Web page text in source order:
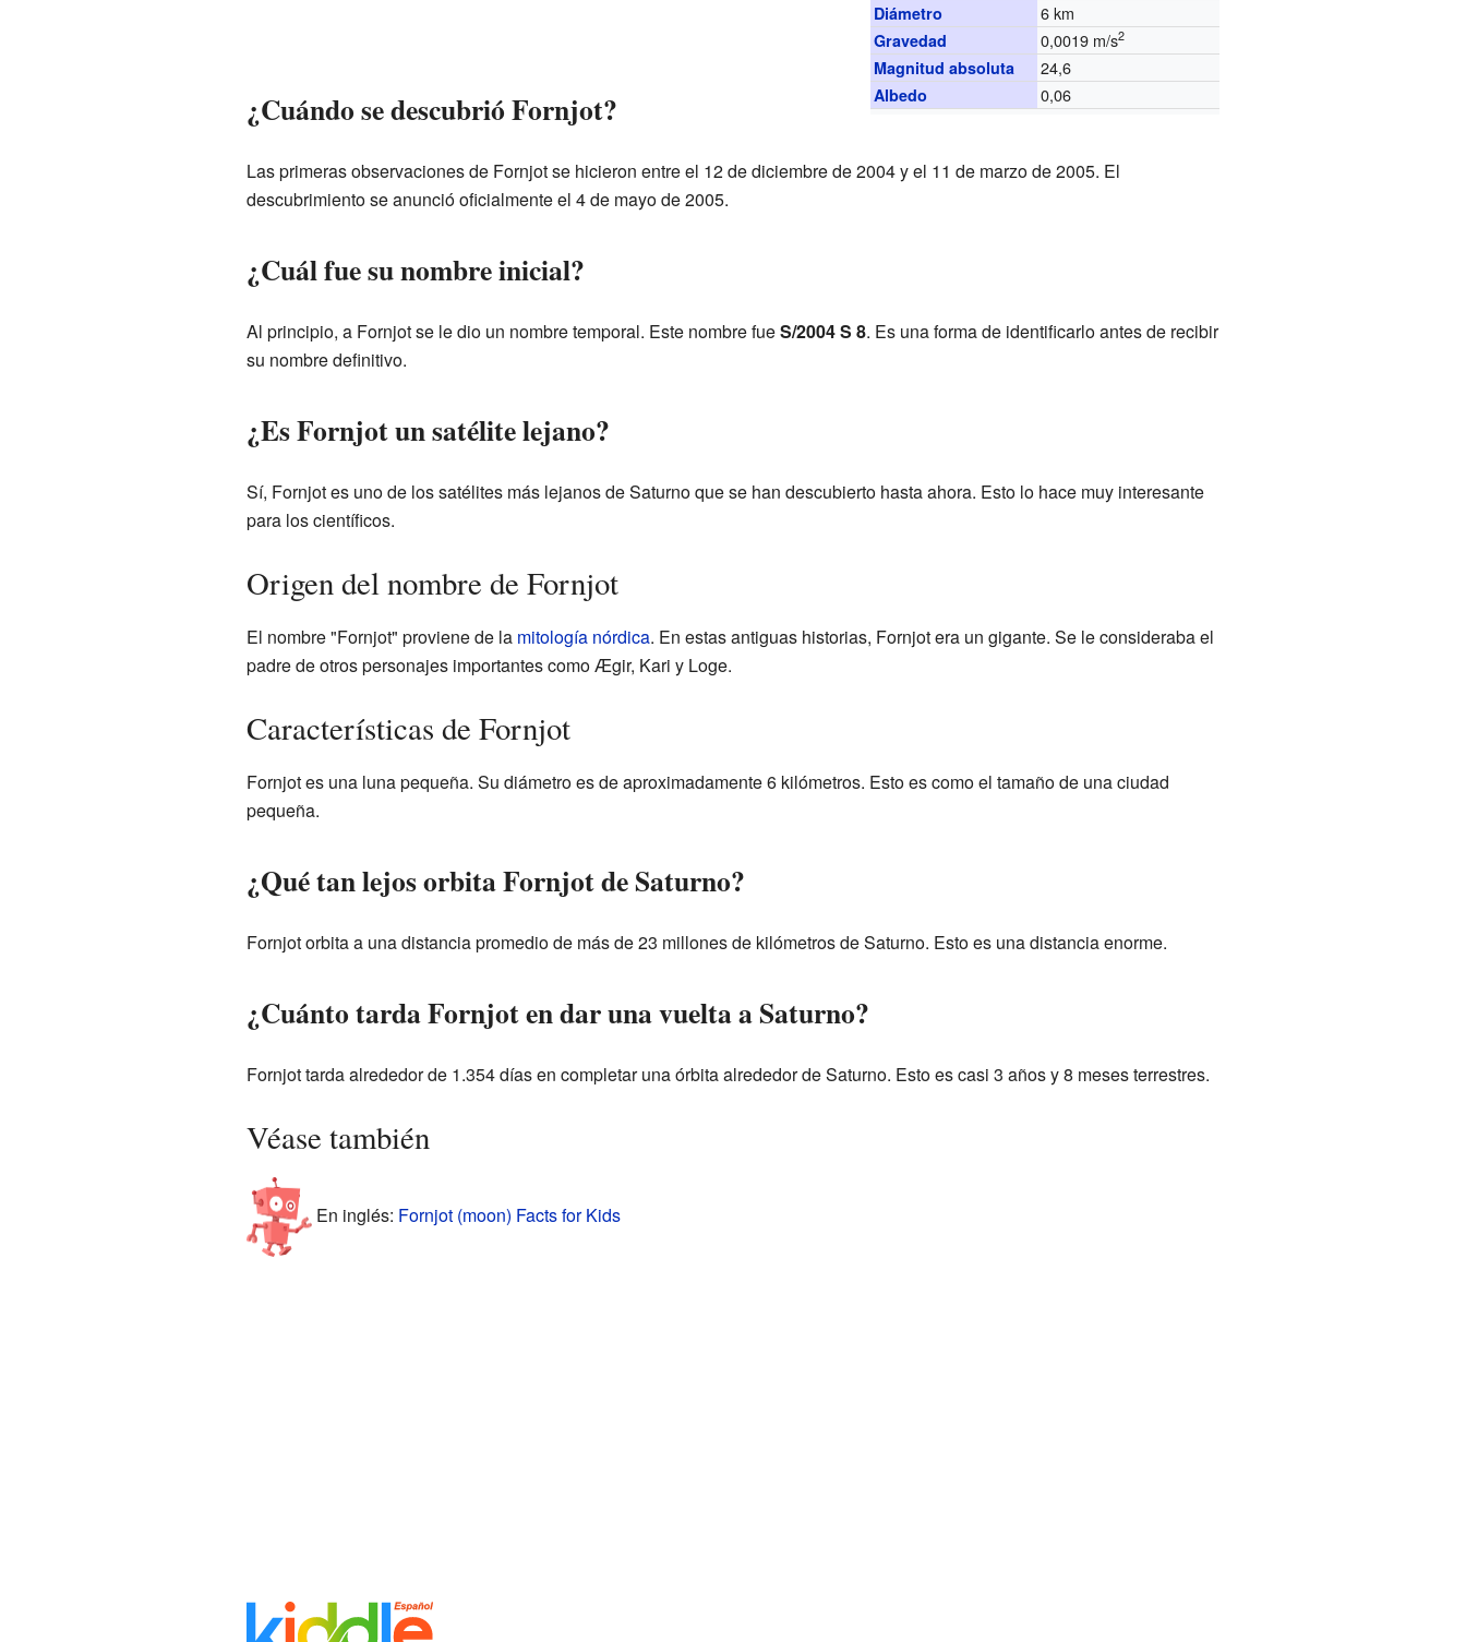
Diámetro 6 km
Gravedad 0,0019 m/s2
Magnitud absoluta 24,6
Albedo 0,06
¿Cuándo se descubrió Fornjot?
Las primeras observaciones de Fornjot se hicieron entre el 12 de diciembre de 2004 y el 11 de marzo de 2005. El
descubrimiento se anunció oficialmente el 4 de mayo de 2005.
¿Cuál fue su nombre inicial?
Al principio, a Fornjot se le dio un nombre temporal. Este nombre fueS/2004 S 8. Es una forma de identificarlo antes de recibir
su nombre definitivo.
¿Es Fornjot un satélite lejano?
Sí, Fornjot es uno de los satélites más lejanos de Saturno que se han descubierto hasta ahora. Esto lo hace muy interesante
para los científicos.
Origen del nombre de Fornjot
El nombre "Fornjot" proviene de la mitología nórdica. En estas antiguas historias, Fornjot era un gigante. Se le consideraba el
padre de otros personajes importantes como Ægir, Kari y Loge.
Características de Fornjot
Fornjot es una luna pequeña. Su diámetro es de aproximadamente 6 kilómetros. Esto es como el tamaño de una ciudad
pequeña.
¿Qué tan lejos orbita Fornjot de Saturno?
Fornjot orbita a una distancia promedio de más de 23 millones de kilómetros de Saturno. Esto es una distancia enorme.
¿Cuánto tarda Fornjot en dar una vuelta a Saturno?
Fornjot tarda alrededor de 1.354 días en completar una órbita alrededor de Saturno. Esto es casi 3 años y 8 meses terrestres.
Véase también
En inglés: Fornjot (moon) Facts for Kids